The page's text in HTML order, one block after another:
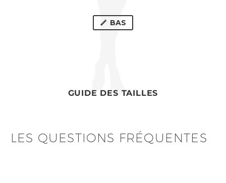
BAS
GUIDE DES TAILLES
LES QUESTIONS FRÉQUENTES